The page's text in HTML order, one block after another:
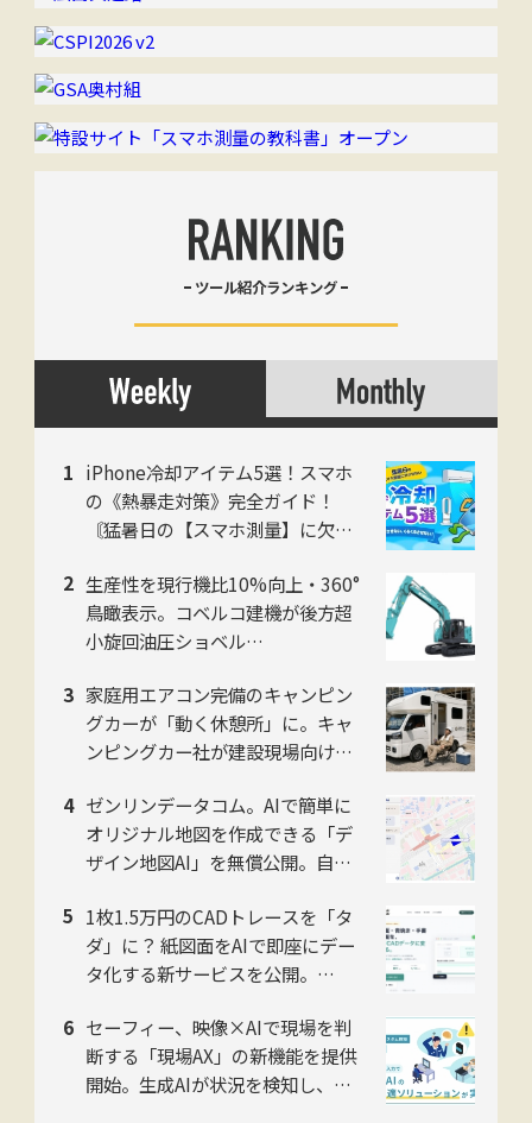
ツール紹介ランキング
iPhone冷却アイテム5選！スマホ
の《熱暴走対策》完全ガイド！
〘猛暑日の【スマホ測量】に欠か
生産性を現行機比10%向上・360°
鳥瞰表示。コベルコ建機が後方超
小旋回油圧ショベル
売開始
家庭用エアコン完備のキャンピン
グカーが「動く休憩所」に。キャ
ンピングカー社が建設現場向け法
ゼンリンデータコム。AIで簡単に
オリジナル地図を作成できる「デ
ザイン地図AI」を無償公開。自然
1枚1.5万円のCADトレースを「タ
ダ」に？ 紙図面をAIで即座にデー
タ化する新サービスを公開。
セーフィー、映像×AIで現場を判
断する「現場AX」の新機能を提供
開始。生成AIが状況を検知し、過